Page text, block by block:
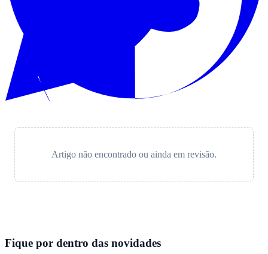
Artigo não encontrado ou ainda em revisão.
Fique por dentro das novidades